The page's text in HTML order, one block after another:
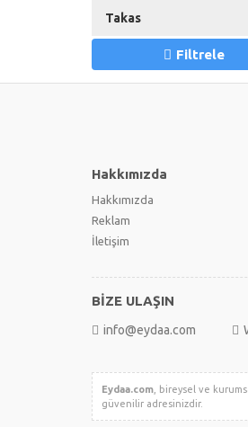
Takas
Filtrele
Hakkımızda
Hakkımızda
Reklam
İletişim
BİZE ULAŞIN
info@eydaa.com
Eydaa.com , bireysel ve
güvenilir adresinizdir.